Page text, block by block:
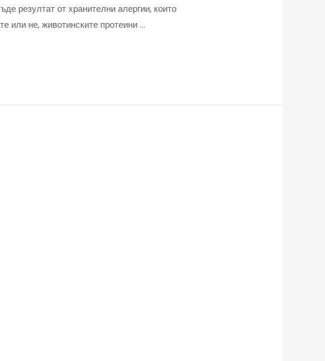
резултат от хранителни алергии, които
или не, животинските протеини …